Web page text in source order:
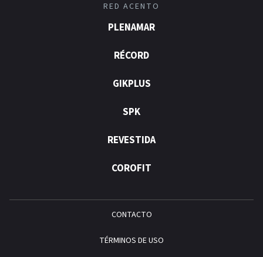
RED ACENTO
PLENAMAR
RÉCORD
GIKPLUS
SPK
REVESTIDA
COROFIT
CONTACTO
TÉRMINOS DE USO